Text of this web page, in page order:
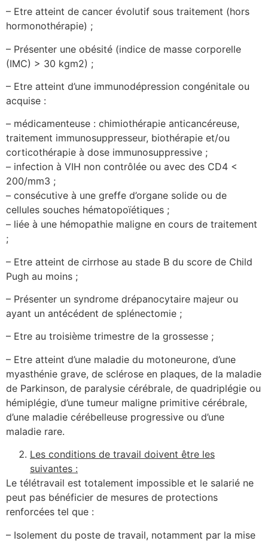
– Etre atteint de cancer évolutif sous traitement (hors
hormonothérapie) ;
– Présenter une obésité (indice de masse corporelle
(IMC) > 30 kgm2) ;
– Etre atteint d’une immunodépression congénitale ou
acquise :
– médicamenteuse : chimiothérapie anticancéreuse,
traitement immunosuppresseur, biothérapie et/ou
corticothérapie à dose immunosuppressive ;
– infection à VIH non contrôlée ou avec des CD4 <
200/mm3 ;
– consécutive à une greffe d’organe solide ou de
cellules souches hématopoïétiques ;
– liée à une hémopathie maligne en cours de traitement
;
– Etre atteint de cirrhose au stade B du score de Child
Pugh au moins ;
– Présenter un syndrome drépanocytaire majeur ou
ayant un antécédent de splénectomie ;
– Etre au troisième trimestre de la grossesse ;
– Etre atteint d’une maladie du motoneurone, d’une
myasthénie grave, de sclérose en plaques, de la maladie
de Parkinson, de paralysie cérébrale, de quadriplégie ou
hémiplégie, d’une tumeur maligne primitive cérébrale,
d’une maladie cérébelleuse progressive ou d’une
maladie rare.
Les conditions de travail doivent être les
suivantes :
Le télétravail est totalement impossible et le salarié ne
peut pas bénéficier de mesures de protections
renforcées tel que :
– Isolement du poste de travail, notamment par la mise